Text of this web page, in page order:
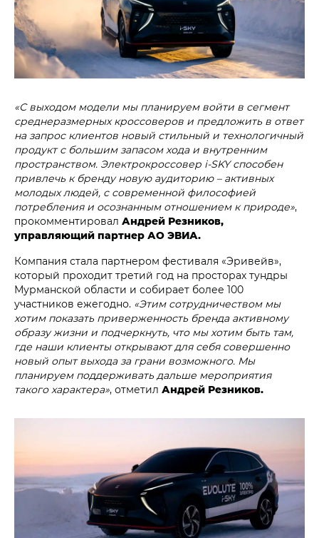
«С выходом модели мы планируем войти в сегмент
среднеразмерных кроссоверов и предложить в ответ
на запрос клиентов новый стильный и технологичный
продукт с большим запасом хода и внутренним
пространством. Электрокроссовер i‑SKY способен
привлечь к бренду новую аудиторию – активных
молодых людей, с современной философией
потребления и осознанным отношением к природе»,
прокомментировал Андрей Резников,
управляющий партнер АО ЭВИА.
Компания стала партнером фестиваля «Эривейв»,
который проходит третий год на просторах тундры
Мурманской области и собирает более 100
участников ежегодно. «Этим сотрудничеством мы
хотим показать приверженность бренда активному
образу жизни и подчеркнуть, что мы хотим быть там,
где наши клиенты открывают для себя совершенно
новый опыт выхода за грани возможного. Мы
планируем поддерживать дальше мероприятия
такого характера», отметил Андрей Резников.